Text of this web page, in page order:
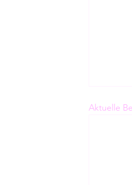
Aktuelle